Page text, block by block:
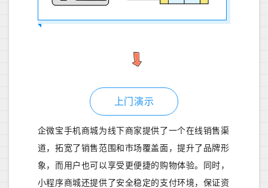
上门演示
企微宝手机商城为线下商家提供了一个在线销售渠
道，拓宽了销售范围和市场覆盖面，提升了品牌形
象，而用户也可以享受更便捷的购物体验。同时，
小程序商城还提供了安全稳定的支付环境，保证资